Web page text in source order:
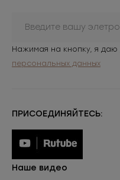
Нажимая на кнопку, я даю
персональных данных
ПРИСОЕДИНЯЙТЕСЬ:
Наше видео